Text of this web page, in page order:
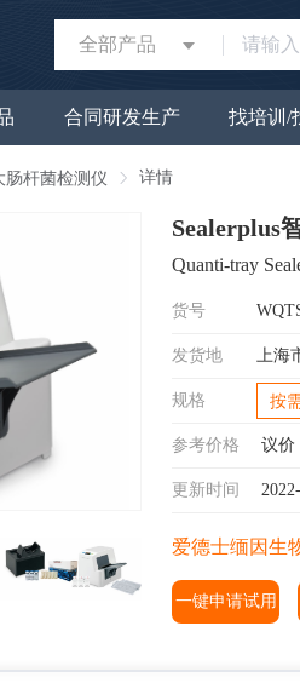
全部产品
合同研发生产 找培训/
肠杆菌检测仪 详情
Sealerplus
Quanti-tray
货号
发货地 上海
规格 按
参考价格 议价
更新时间
爱德士缅因生
一键申请试用